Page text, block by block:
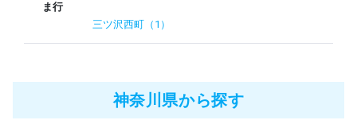
ま行
三ツ沢西町（1）
神奈川県から探す